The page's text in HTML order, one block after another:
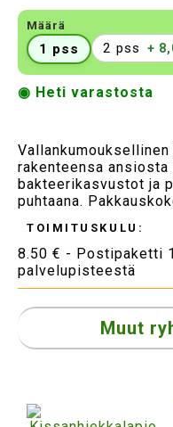
Määrä
1 pss 2 pss +
◉ Heti varastosta
rakenteensa
bakteerikasvustot ja
puhtaana.
TOIMITUSKULU:
8.50 € - Postipaketti
palvelupisteestä
Muut